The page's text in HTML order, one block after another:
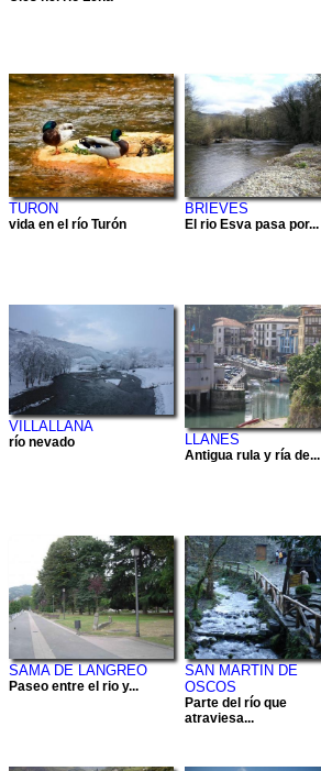
TURON
vida en el río Turón
BRIEVES
El rio Esva pasa por...
VILLALLANA
río nevado LLANES
Antigua rula y ría de...
SAMA DE LANGREO
Paseo entre el rio y...
SAN MARTIN DE
OSCOS
Parte del río que
atraviesa...